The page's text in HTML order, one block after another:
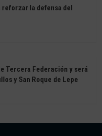
reforzar la defensa del
Tercera Federación y será
y San Roque de Lepe